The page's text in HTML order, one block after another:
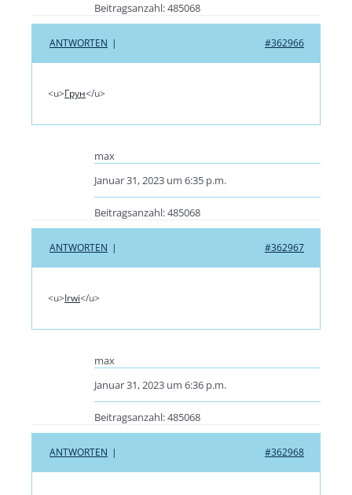
Beitragsanzahl: 485068
#362966
ANTWORTEN |
<u>Грун</u>
max
Januar 31, 2023 um 6:35 p.m.
Beitragsanzahl: 485068
#362967
ANTWORTEN |
<u>Irwi</u>
max
Januar 31, 2023 um 6:36 p.m.
Beitragsanzahl: 485068
#362968
ANTWORTEN |